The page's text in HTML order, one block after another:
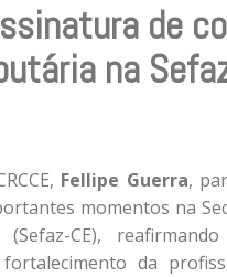
de
na
Fellipe Guerra,
momentos na
CE),
da